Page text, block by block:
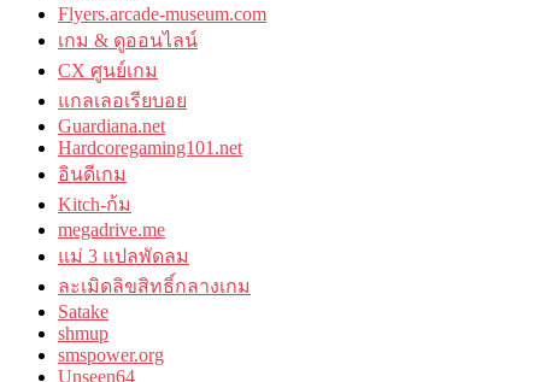
Flyers.arcade-museum.com
เกม & ดูออนไลน์
CX ศูนย์เกม
แกลเลอเรียบอย
Guardiana.net
Hardcoregaming101.net
อินดีเกม
Kitch-ก้ม
megadrive.me
แม่ 3 แปลพัดลม
ละเมิดลิขสิทธิ์กลางเกม
Satake
shmup
smspower.org
Unseen64